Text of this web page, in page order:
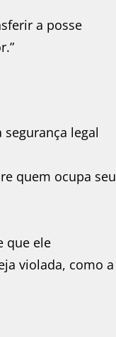
a posse
legal
quem ocupa seu
que ele
violada, como a